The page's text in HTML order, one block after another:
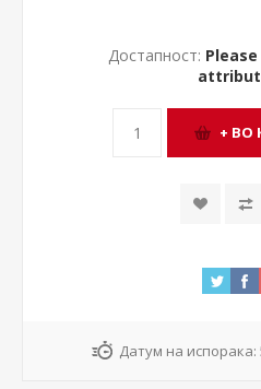
Достапност:
Датум на испорака: